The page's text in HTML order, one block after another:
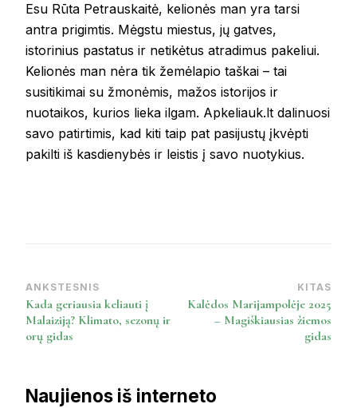
Esu Rūta Petrauskaitė, kelionės man yra tarsi
antra prigimtis. Mėgstu miestus, jų gatves,
istorinius pastatus ir netikėtus atradimus pakeliui.
Kelionės man nėra tik žemėlapio taškai – tai
susitikimai su žmonėmis, mažos istorijos ir
nuotaikos, kurios lieka ilgam. Apkeliauk.lt dalinuosi
savo patirtimis, kad kiti taip pat pasijustų įkvėpti
pakilti iš kasdienybės ir leistis į savo nuotykius.
Post
Navigation
ANKSTESNIS
Kada geriausia keliauti į
Malaiziją? Klimato, sezonų ir
orų gidas
KITAS
Kalėdos Marijampolėje 2025
– Magiškiausias žiemos
gidas
Naujienos iš interneto